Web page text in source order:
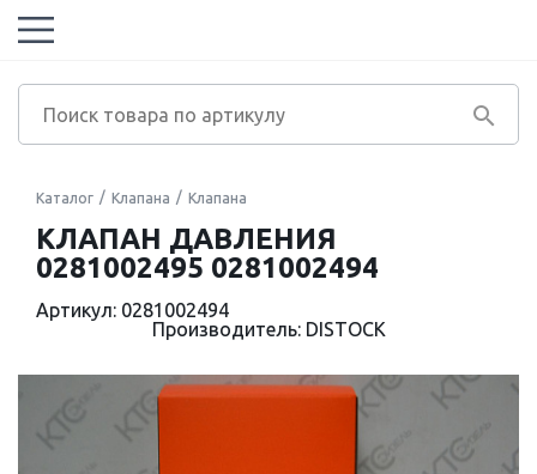
Каталог Клапана Клапана
КЛАПАН ДАВЛЕНИЯ
0281002495 0281002494
Артикул: 0281002494
Производитель: DISTOCK